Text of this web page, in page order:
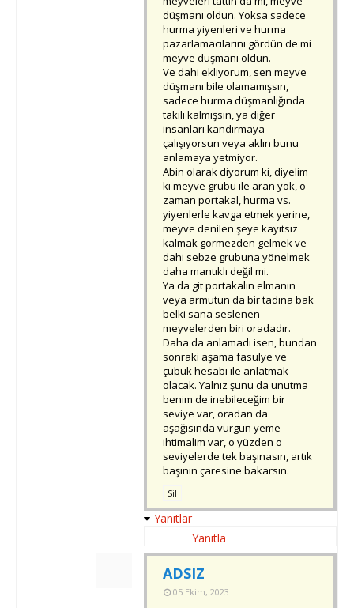
düşmanı oldun. Yoksa sadece
hurma yiyenleri ve hurma
pazarlamacılarını gördün de mi
meyve düşmanı oldun.
Ve dahi ekliyorum, sen meyve
düşmanı bile olamamışsın,
sadece hurma düşmanlığında
takılı kalmışsın, ya diğer
insanları kandırmaya
çalışıyorsun veya aklın bunu
anlamaya yetmiyor.
Abin olarak diyorum ki, diyelim
ki meyve grubu ile aran yok, o
zaman portakal, hurma vs.
yiyenlerle kavga etmek yerine,
meyve denilen şeye kayıtsız
kalmak görmezden gelmek ve
dahi sebze grubuna yönelmek
daha mantıklı değil mi.
Ya da git portakalın elmanın
veya armutun da bir tadına bak
belki sana seslenen
meyvelerden biri oradadır.
Daha da anlamadı isen, bundan
sonraki aşama fasulye ve
çubuk hesabı ile anlatmak
olacak. Yalnız şunu da unutma
benim de inebileceğim bir
seviye var, oradan da
aşağısında vurgun yeme
ihtimalim var, o yüzden o
seviyelerde tek başınasın, artık
başının çaresine bakarsın.
Sil
Yanıtlar
Yanıtla
ADSIZ
05 Ekim, 2023